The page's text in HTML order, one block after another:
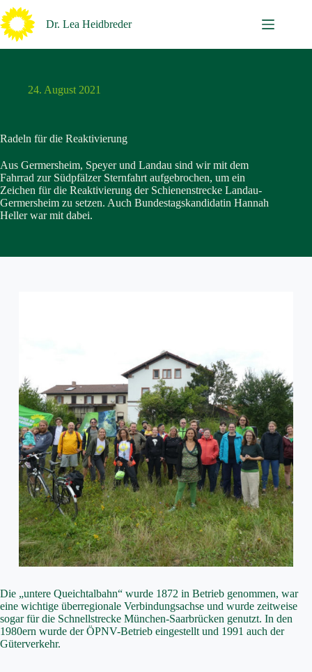
Zum
Inhalt
springen
Dr. Lea Heidbreder
24. August 2021
Radeln für die Reaktivierung
Aus Germersheim, Speyer und Landau sind wir mit dem
Fahrrad zur Südpfälzer Sternfahrt aufgebrochen, um ein
Zeichen für die Reaktivierung der Schienenstrecke Landau-
Germersheim zu setzen. Auch Bundestagskandidatin Hannah
Heller war mit dabei.
Die „untere Queichtalbahn“ wurde 1872 in Betrieb genommen, war
eine wichtige überregionale Verbindungsachse und wurde zeitweise
sogar für die Schnellstrecke München-Saarbrücken genutzt. In den
1980ern wurde der ÖPNV-Betrieb eingestellt und 1991 auch der
Güterverkehr.